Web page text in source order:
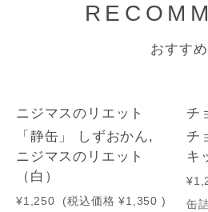
おすすめ
ニジマスのリエット
「静缶」 しずおかん,
ニジマスのリエット
（白）
¥1,250 (税込価格 ¥1,350 )
チ
チ
キ